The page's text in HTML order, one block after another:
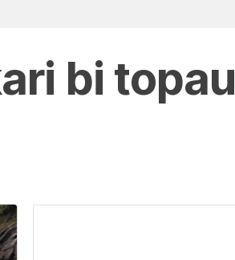
bi topau